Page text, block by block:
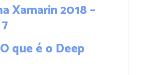
Xamarin 2018 –
que é o Deep